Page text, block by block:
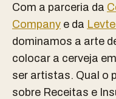
Com a parceria da
Company e da
dominamos a arte
colocar a cerveja
ser artistas. Qual o
sobre Receitas e